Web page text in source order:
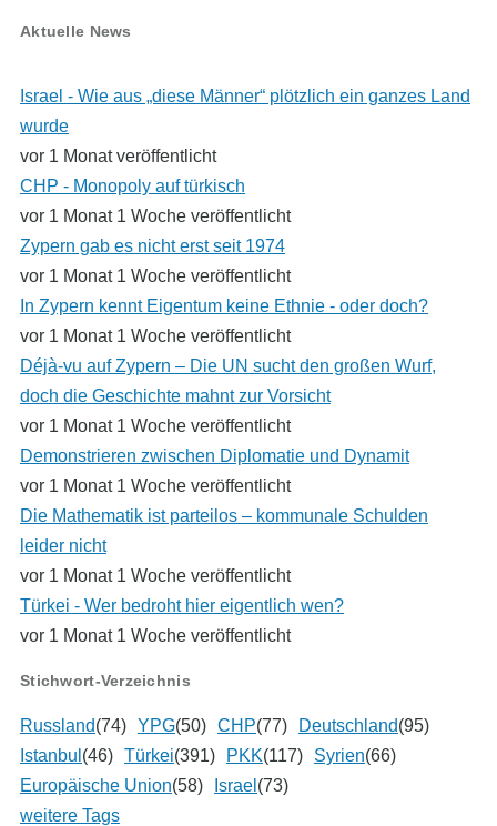
Aktuelle News
Israel - Wie aus „diese Männer“ plötzlich ein ganzes Land
wurde
vor 1 Monat veröffentlicht
CHP - Monopoly auf türkisch
vor 1 Monat 1 Woche veröffentlicht
Zypern gab es nicht erst seit 1974
vor 1 Monat 1 Woche veröffentlicht
In Zypern kennt Eigentum keine Ethnie - oder doch?
vor 1 Monat 1 Woche veröffentlicht
Déjà-vu auf Zypern – Die UN sucht den großen Wurf,
doch die Geschichte mahnt zur Vorsicht
vor 1 Monat 1 Woche veröffentlicht
Demonstrieren zwischen Diplomatie und Dynamit
vor 1 Monat 1 Woche veröffentlicht
Die Mathematik ist parteilos – kommunale Schulden
leider nicht
vor 1 Monat 1 Woche veröffentlicht
Türkei - Wer bedroht hier eigentlich wen?
vor 1 Monat 1 Woche veröffentlicht
Stichwort-Verzeichnis
Russland(74) YPG(50) CHP(77) Deutschland(95)
Istanbul (46) Türkei(391) PKK(117) Syrien(66)
Europäische Union(58) Israel (73)
weitere Tags